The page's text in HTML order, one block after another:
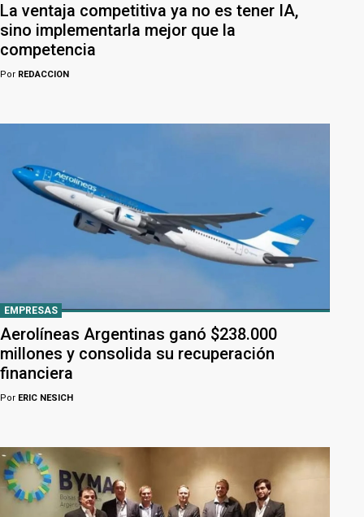
La ventaja competitiva ya no es tener IA,
sino implementarla mejor que la
competencia
Por REDACCION
EMPRESAS
Aerolíneas Argentinas ganó $238.000
millones y consolida su recuperación
financiera
Por ERIC NESICH